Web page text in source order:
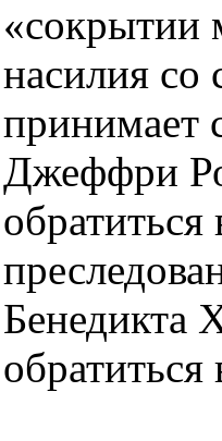
«сокрытии
насилия со
принимает
Джеффри
Бенедикта